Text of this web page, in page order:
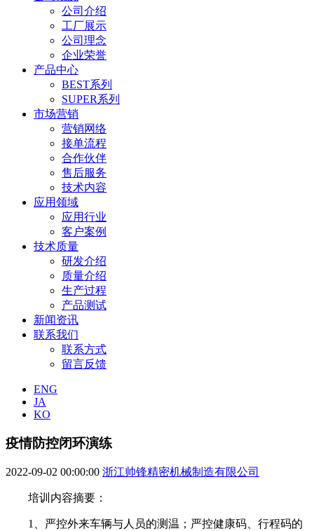
公司介绍
工厂展示
公司理念
企业荣誉
产品中心
BEST系列
SUPER系列
市场营销
营销网络
接单流程
合作伙伴
售后服务
技术内容
应用领域
应用行业
客户案例
技术质量
研发介绍
质量介绍
生产过程
产品测试
新闻资讯
联系我们
联系方式
留言反馈
ENG
JA
KO
疫情防控闭环演练
2022-09-02 00:00:00 浙江帅锋精密机械制造有限公司
培训内容摘要：
1、严控外来车辆与人员的测温；严控健康码、行程码的